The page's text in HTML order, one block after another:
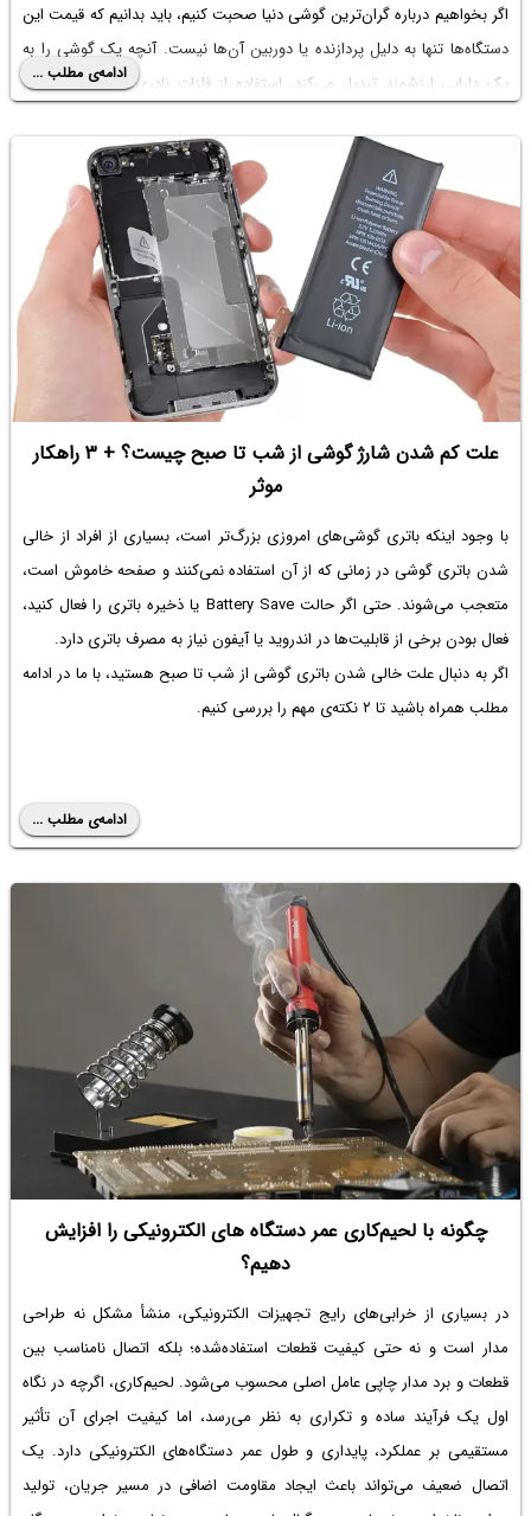
اگر بخواهیم درباره گران‌ترین گوشی دنیا صحبت کنیم، باید بدانیم که قیمت این
دستگاه‌ها تنها به دلیل پردازنده یا دوربین آن‌ها نیست. آنچه یک گوشی را به
یک دارایی ارزشمند تبدیل می‌کند، استفاده از فلزات نادری همچون تیتانیوم
محافظت از صفحه نمایش است.
ادامه‌ی مطلب ...
علت کم شدن شارژ گوشی از شب تا صبح چیست؟ + ۳ راهکار
موثر
با وجود اینکه باتری گوشی‌های امروزی بزرگ‌تر است، بسیاری از افراد از خالی
شدن باتری گوشی در زمانی که از آن استفاده نمی‌کنند و صفحه خاموش است،
متعجب می‌شوند. حتی اگر حالت Battery Save یا ذخیره باتری را فعال کنید،
فعال بودن برخی از قابلیت‌ها در اندروید یا آیفون نیاز به مصرف باتری دارد.
اگر به دنبالعلت خالی شدن باتری گوشی از شب تا صبح هستید، با ما در ادامه
مطلب همراه باشید تا ۲ نکته‌ی مهم را بررسی کنیم.
ادامه‌ی مطلب ...
چگونه با لحیم‌کاری عمر دستگاه های الکترونیکی را افزایش
دهیم؟
در بسیاری از خرابی‌های رایج تجهیزات الکترونیکی، منشأ مشکل نه طراحی
مدار است و نه حتی کیفیت قطعات استفاده‌شده؛ بلکه اتصال نامناسب بین
قطعات و برد مدار چاپی عامل اصلی محسوب می‌شود. لحیم‌کاری، اگرچه در نگاه
اول یک فرآیند ساده و تکراری به نظر می‌رسد، اما کیفیت اجرای آن تأثیر
مستقیمی بر عملکرد، پایداری و طول عمر دستگاه‌های الکترونیکی دارد. یک
اتصال ضعیف می‌تواند باعث ایجاد مقاومت اضافی در مسیر جریان، تولید